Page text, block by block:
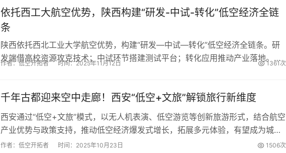
依托西工大航空优势，陕西构建“研发-中试-转化”低空经济全链
条
陕西依托西北工业大学航空优势，构建“研发—中试—转化”低空经济全链条。研
发端借高校资源攻克技术；中试环节搭建测试平台；转化应用推动产业落地。全
作者：低空开拓者 时间：2025年11月12日 1361次
千年古都迎来空中走廊！西安“低空+文旅”解锁旅行新维度
西安通过“低空+文旅”模式，以无人机表演、低空游览等创新旅游形式，结合航空
产业优势与政策支持，推动低空经济爆发式增长，拓展多元体验，有望成为城市
高质量发展新引擎。...
作者：低空开拓者 时间：2025年10月23日 1506次